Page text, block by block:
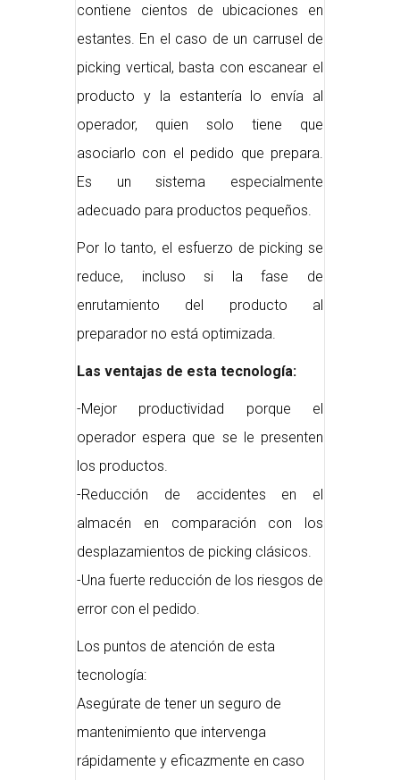
contiene cientos de ubicaciones en
estantes. En el caso de un carrusel de
picking vertical, basta con escanear el
producto y la estantería lo envía al
operador, quien solo tiene que
asociarlo con el pedido que prepara.
Es un sistema especialmente
adecuado para productos pequeños.
Por lo tanto, el esfuerzo de picking se
reduce, incluso si la fase de
enrutamiento del producto al
preparador no está optimizada.
Las ventajas de esta tecnología:
-Mejor productividad porque el
operador espera que se le presenten
los productos.
-Reducción de accidentes en el
almacén en comparación con los
desplazamientos de picking clásicos.
-Una fuerte reducción de los riesgos de
error con el pedido.
Los puntos de atención de esta
tecnología:
Asegúrate de tener un seguro de
mantenimiento que intervenga
rápidamente y eficazmente en caso